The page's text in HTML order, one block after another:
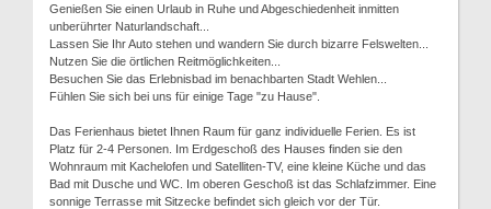
Genießen Sie einen Urlaub in Ruhe und Abgeschiedenheit inmitten
unberührter Naturlandschaft...
Lassen Sie Ihr Auto stehen und wandern Sie durch bizarre Felswelten...
Nutzen Sie die örtlichen Reitmöglichkeiten...
Besuchen Sie das Erlebnisbad im benachbarten Stadt Wehlen...
Fühlen Sie sich bei uns für einige Tage "zu Hause".
Das Ferienhaus bietet Ihnen Raum für ganz individuelle Ferien. Es ist
Platz für 2-4 Personen. Im Erdgeschoß des Hauses finden sie den
Wohnraum mit Kachelofen und Satelliten-TV, eine kleine Küche und das
Bad mit Dusche und WC. Im oberen Geschoß ist das Schlafzimmer. Eine
sonnige Terrasse mit Sitzecke befindet sich gleich vor der Tür.